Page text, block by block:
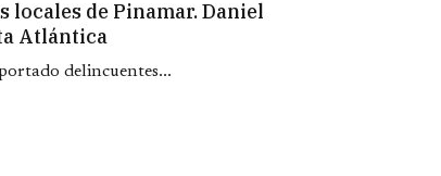
locales de Pinamar. Daniel
Atlántica
delincuentes...